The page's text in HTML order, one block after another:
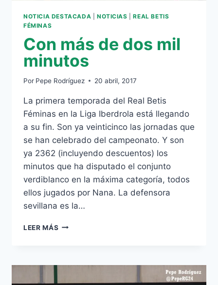
NOTICIA DESTACADA NOTICIAS |REAL BETIS
FÉMINAS
Con más de dos mil
minutos
Por Pepe Rodríguez 20 abril, 2017
La primera temporada del Real Betis
Féminas en la Liga Iberdrola está llegando
a su fin. Son ya veinticinco las jornadas que
se han celebrado del campeonato. Y son
ya 2362 (incluyendo descuentos) los
minutos que ha disputado el conjunto
verdiblanco en la máxima categoría, todos
ellos jugados por Nana. La defensora
sevillana es la…
LEER MÁS CON
MIL